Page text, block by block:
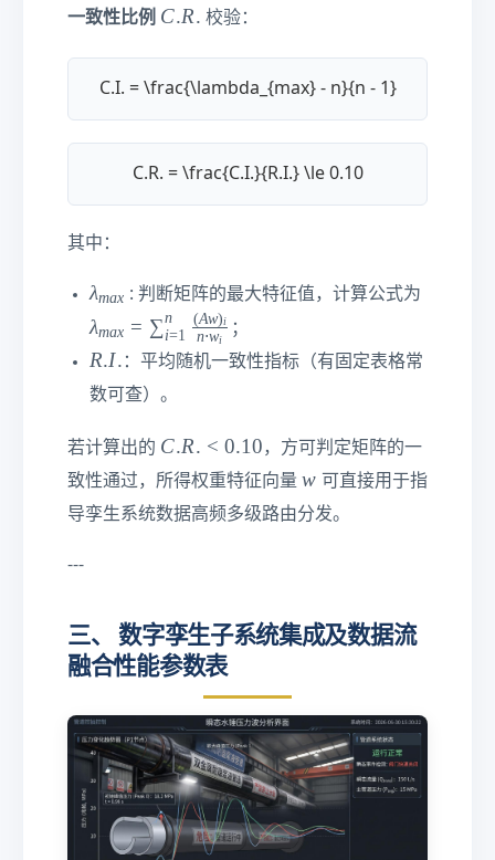
一致性比例 C
R
.
C.R. 校验：
C.I. = \frac{\lambda_{max} - n}{n - 1}
C.R. = \frac{C.I.}{R.I.} \le 0.10
其中：
\l
a
m
b
d
_
{
m
a
λmax : 判断矩阵的最大特征值，计算公式为
_
{
m
1
λmax = ∑ i=1
n
n⋅wi
(Aw)i ；
R
.I
.
R.I. ：平均随机一致性指标（有固定表格常
数可查）。
若计算出的 C
.
R
.
1
0
C.R. < 0.10，方可判定矩阵的一
致性通过，所得权重特征向量 w
w 可直接用于指
导孪生系统数据高频多级路由分发。
---
三、 数字孪生子系统集成及数据流
融合性能参数表